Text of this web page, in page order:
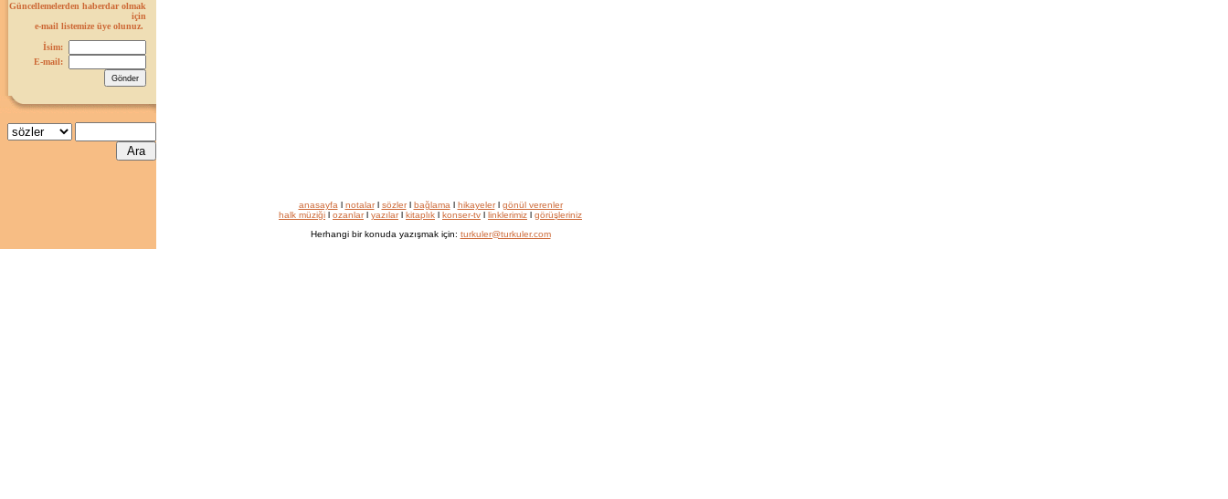
Güncellemelerden haberdar olmak
için
e-mail listemize üye olunuz.
İsim:
E-mail:
anasayfa l notalarl sözlerl bağlama l hikayelerl gönül verenler
halk müziği l ozanlarl yazılarl kitaplık l konser-tv l linklerimiz l görüşleriniz
Herhangi bir konuda yazışmak için: turkuler@turkuler.com